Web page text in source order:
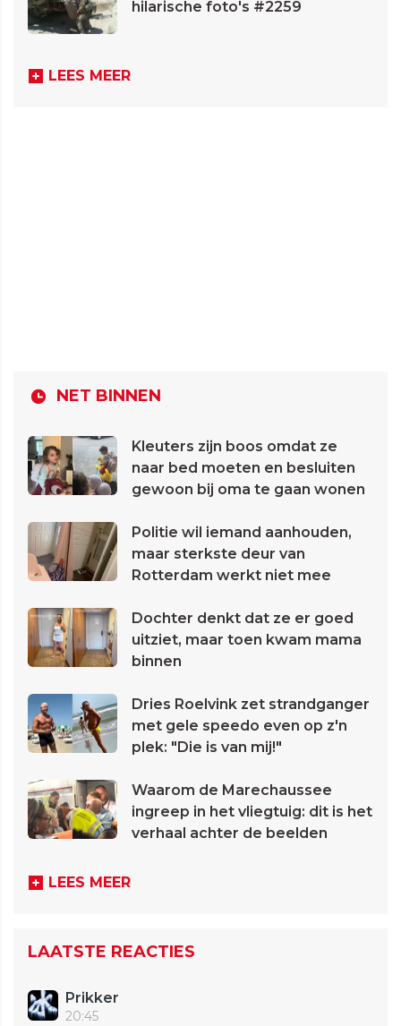
hilarische foto's #2259
LEES MEER
NET BINNEN
Kleuters zijn boos omdat ze
naar bed moeten en besluiten
gewoon bij oma te gaan wonen
Politie wil iemand aanhouden,
maar sterkste deur van
Rotterdam werkt niet mee
Dochter denkt dat ze er goed
uitziet, maar toen kwam mama
binnen
Dries Roelvink zet strandganger
met gele speedo even op z'n
plek: "Die is van mij!"
Waarom de Marechaussee
ingreep in het vliegtuig: dit is het
verhaal achter de beelden
LEES MEER
LAATSTE REACTIES
Prikker
20:45